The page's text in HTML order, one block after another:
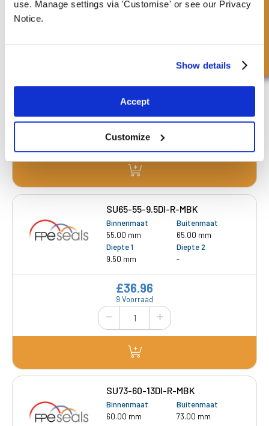
use. Manage settings via 'Customise' or see our Privacy
Notice.
Show details
Accept
Customize
Diepte 2
3 Voorraad
£28.58
SU65-55-9.5DI-R-MBK
Binnenmaat
55.00 mm
Buitenmaat
65.00 mm
Diepte 1
9.50 mm
Diepte 2
-
9 Voorraad
£36.96
SU73-60-13DI-R-MBK
Binnenmaat
60.00 mm
Buitenmaat
73.00 mm
Snel onderzoek